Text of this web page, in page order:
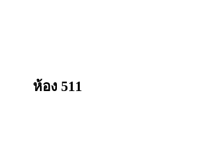
ห้อง 511